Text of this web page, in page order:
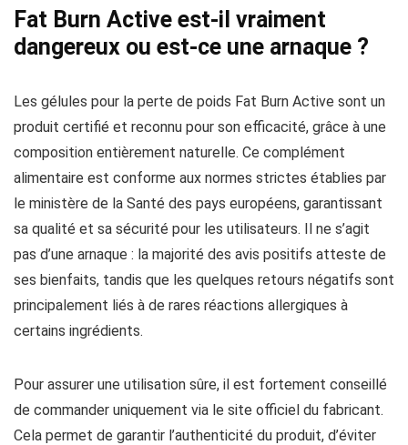
Fat Burn Active est-il vraiment
dangereux ou est-ce une arnaque ?
Les gélules pour la perte de poids Fat Burn Active sont un
produit certifié et reconnu pour son efficacité, grâce à une
composition entièrement naturelle. Ce complément
alimentaire est conforme aux normes strictes établies par
le ministère de la Santé des pays européens, garantissant
sa qualité et sa sécurité pour les utilisateurs. Il ne s’agit
pas d’une arnaque : la majorité des avis positifs atteste de
ses bienfaits, tandis que les quelques retours négatifs sont
principalement liés à de rares réactions allergiques à
certains ingrédients.
Pour assurer une utilisation sûre, il est fortement conseillé
de commander uniquement via le site officiel du fabricant.
Cela permet de garantir l’authenticité du produit, d’éviter